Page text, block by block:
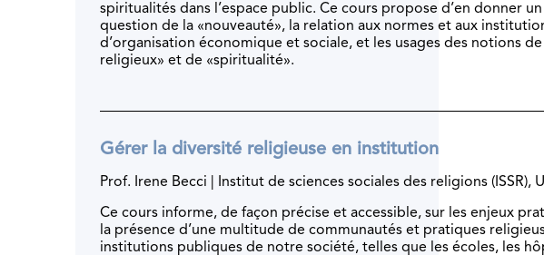
spiritualités dans l’espace public. Ce cours propose d’en donner
question de la «nouveauté», la relation aux normes et aux
d’organisation économique et sociale, et les usages des notions
religieux» et de «spiritualité».
Gérer la diversité religieuse en institution
Prof. Irene Becci | Institut de sciences sociales des religions (ISSR),
Ce cours informe, de façon précise et accessible, sur les enjeux
la présence d’une multitude de communautés et pratiques
institutions publiques de notre société, telles que les écoles, les